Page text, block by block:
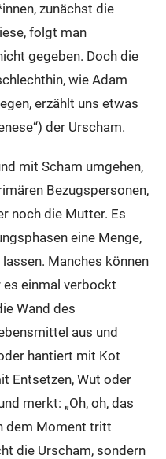
zunächst die
folgt man
gegeben. Doch die
wie Adam
erzählt uns etwas
der Urscham.
mit Scham umgehen,
Bezugspersonen,
noch die Mutter. Es
eine Menge,
Manches können
einmal verbockt
Wand des
aus und
hantiert mit Kot
Entsetzen, Wut oder
merkt: „Oh, oh, das
dem Moment tritt
die Urscham, sondern